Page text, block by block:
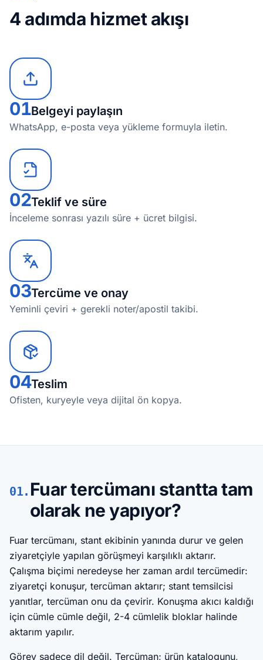
4 adımda hizmet akışı
01Belgeyi paylaşın
WhatsApp, e-posta veya yükleme formuyla iletin.
02Teklif ve süre
İnceleme sonrası yazılı süre + ücret bilgisi.
03Tercüme ve onay
Yeminli çeviri + gerekli noter/apostil takibi.
04Teslim
Ofisten, kuryeyle veya dijital ön kopya.
01. Fuar tercümanı stantta tam
olarak ne yapıyor?
Fuar tercümanı, stant ekibinin yanında durur ve gelen
ziyaretçiyle yapılan görüşmeyi karşılıklı aktarır.
Çalışma biçimi neredeyse her zaman ardıl tercümedir:
ziyaretçi konuşur, tercüman aktarır; stant temsilcisi
yanıtlar, tercüman onu da çevirir. Konuşma akıcı kaldığı
için cümle cümle değil, 2-4 cümlelik bloklar halinde
aktarım yapılır.
Görev sadece dil değil. Tercüman; ürün katalogunu,